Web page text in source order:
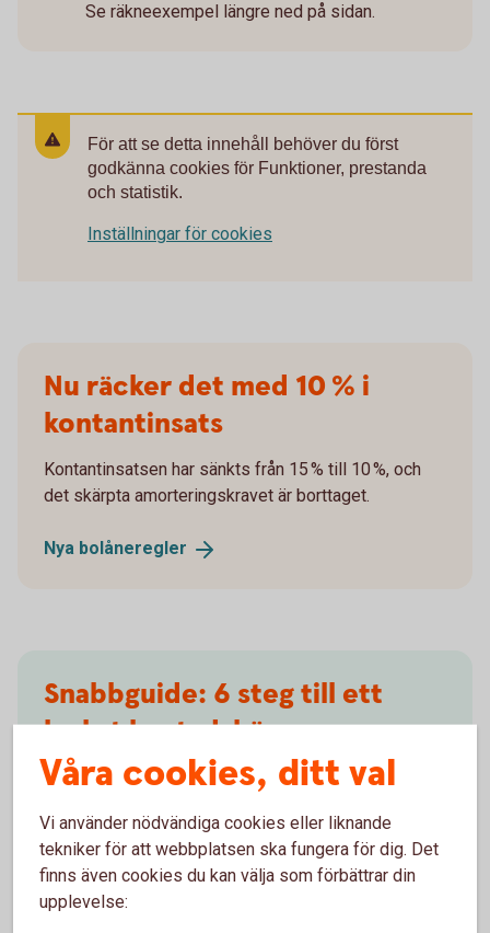
Se räkneexempel längre ned på sidan.
För att se detta innehåll behöver du först
godkänna cookies för Funktioner, prestanda
och statistik.
Inställningar för cookies
Nu räcker det med 10 % i
kontantinsats
Kontantinsatsen har sänkts från 15 % till 10 %, och
det skärpta amorteringskravet är borttaget.
Nya bolåneregler
Snabbguide: 6 steg till ett
lyckat bostadsköp
Det här är första steget på väg mot din nya bostad.
väntar.
Bolåneresan
Våra cookies, ditt val
Vi använder nödvändiga cookies eller liknande
tekniker för att webbplatsen ska fungera för dig. Det
finns även cookies du kan välja som förbättrar din
upplevelse: